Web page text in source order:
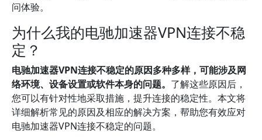
问体验。
为什么我的电驰加速器VPN连接不稳
定？
电驰加速器VPN连接不稳定的原因多种多样，可能涉及网
络环境、设备设置或软件本身的问题。 了解这些原因后，
您可以有针对性地采取措施，提升连接的稳定性。本文将
详细解析常见的原因及相应的解决方案，帮助您有效应对
电驰加速器VPN连接不稳定的问题。